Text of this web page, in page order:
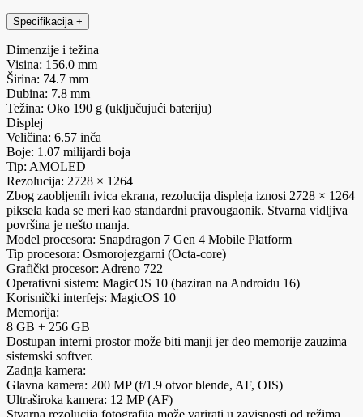
Specifikacija +
Dimenzije i težina
Visina: 156.0 mm
Širina: 74.7 mm
Dubina: 7.8 mm
Težina: Oko 190 g (uključujući bateriju)
Displej
Veličina: 6.57 inča
Boje: 1.07 milijardi boja
Tip: AMOLED
Rezolucija: 2728 × 1264
Zbog zaobljenih ivica ekrana, rezolucija displeja iznosi 2728 × 1264
piksela kada se meri kao standardni pravougaonik. Stvarna vidljiva
površina je nešto manja.
Model procesora: Snapdragon 7 Gen 4 Mobile Platform
Tip procesora: Osmorojezgarni (Octa-core)
Grafički procesor: Adreno 722
Operativni sistem: MagicOS 10 (baziran na Androidu 16)
Korisnički interfejs: MagicOS 10
Memorija:
8 GB + 256 GB
Dostupan interni prostor može biti manji jer deo memorije zauzima
sistemski softver.
Zadnja kamera:
Glavna kamera: 200 MP (f/1.9 otvor blende, AF, OIS)
Ultraširoka kamera: 12 MP (AF)
Stvarna rezolucija fotografija može varirati u zavisnosti od režima